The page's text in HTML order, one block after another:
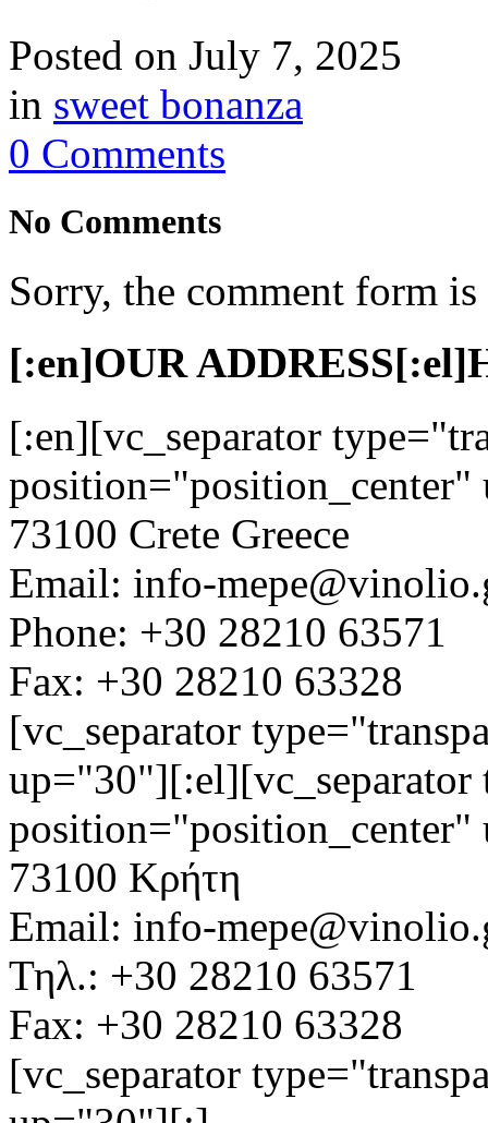
Posted on July 7, 2025
in sweet bonanza
0 Comments
No Comments
Sorry, the comment form
[:en]OUR
[:en][vc_separator
73100 Crete Greece
Email: info-
Phone: +30 28210 63571
Fax: +30 28210 63328
[vc_separator
up="30"][:el][vc_separator
73100 Κρήτη
Email: info-
Τηλ.: +30 28210 63571
Fax: +30 28210 63328
[vc_separator